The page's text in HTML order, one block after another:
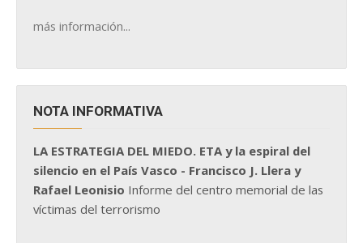
más información...
NOTA INFORMATIVA
LA ESTRATEGIA DEL MIEDO. ETA y la espiral del
silencio en el País Vasco - Francisco J. Llera y
Rafael Leonisio Informe del centro memorial de las
víctimas del terrorismo